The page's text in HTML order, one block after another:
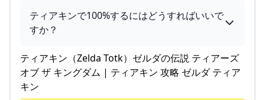
ティアキンで100%するにはどうすればいいで
すか？
ティアキン（Zelda Totk）ゼルダの伝説 ティアーズ
オブ ザ キングダム | ティアキン 攻略 ゼルダ ティア
キン